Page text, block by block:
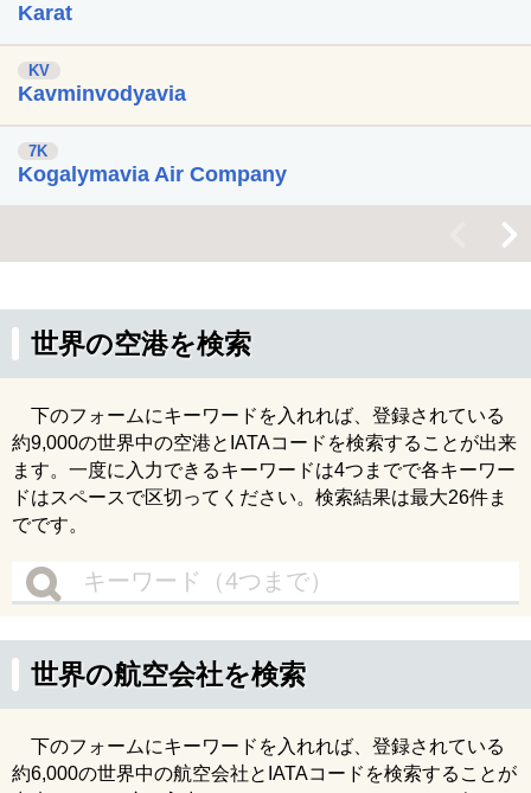
Karat
KV
Kavminvodyavia
7K
Kogalymavia Air Company
世界の空港を検索
下のフォームにキーワードを入れれば、登録されている
約9,000の世界中の空港とIATAコードを検索することが出来
ます。一度に入力できるキーワードは4つまでで各キーワー
ドはスペースで区切ってください。検索結果は最大26件ま
でです。
世界の航空会社を検索
下のフォームにキーワードを入れれば、登録されている
約6,000の世界中の航空会社とIATAコードを検索することが